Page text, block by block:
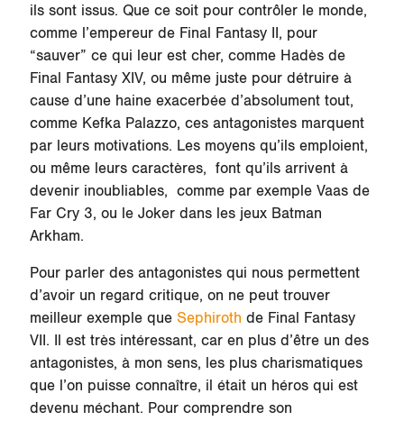
ils sont issus. Que ce soit pour contrôler le monde,
comme l’empereur de Final Fantasy II, pour
“sauver” ce qui leur est cher, comme Hadès de
Final Fantasy XIV, ou même juste pour détruire à
cause d’une haine exacerbée d’absolument tout,
comme Kefka Palazzo, ces antagonistes marquent
par leurs motivations. Les moyens qu’ils emploient,
ou même leurs caractères, font qu’ils arrivent à
devenir inoubliables, comme par exemple Vaas de
Far Cry 3, ou le Joker dans les jeux Batman
Arkham.
Pour parler des antagonistes qui nous permettent
d’avoir un regard critique, on ne peut trouver
meilleur exemple que Sephiroth de Final Fantasy
VII. Il est très intéressant, car en plus d’être un des
antagonistes, à mon sens, les plus charismatiques
que l’on puisse connaître, il était un héros qui est
devenu méchant. Pour comprendre son